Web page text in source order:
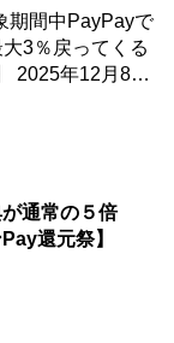
3％戻ってくる
通常の５倍
還元祭】